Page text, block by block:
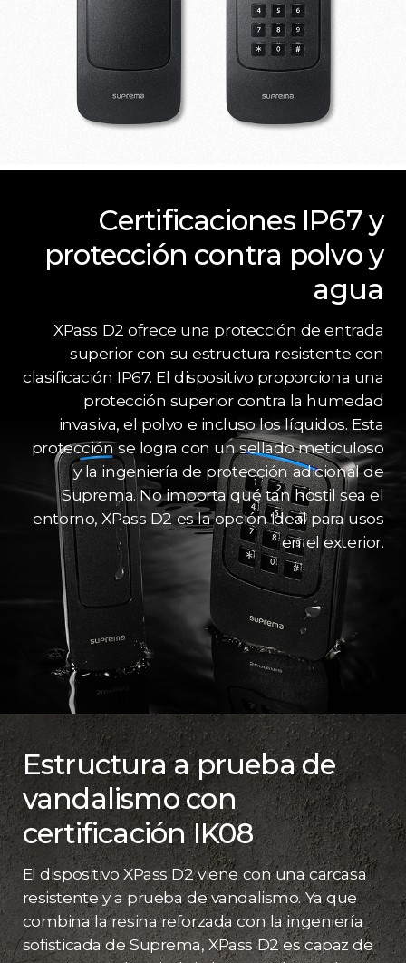
Certificaciones IP67 y
protección contra polvo y
agua
XPass D2 ofrece una protección de entrada
superior con su estructura resistente con
clasificación IP67. El dispositivo proporciona una
protección superior contra la humedad
invasiva, el polvo e incluso los líquidos. Esta
protección se logra con un sellado meticuloso
y la ingeniería de protección adicional de
Suprema. No importa qué tan hostil sea el
entorno, XPass D2 es la opción ideal para usos
en el exterior.
Estructura a prueba de
vandalismo con
certificación IK08
El dispositivo XPass D2 viene con una carcasa
resistente y a prueba de vandalismo. Ya que
combina la resina reforzada con la ingeniería
sofisticada de Suprema, XPass D2 es capaz de